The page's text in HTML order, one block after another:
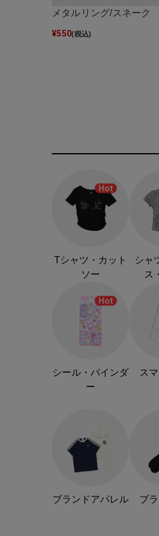
メタルリング/スネーク
¥550(税込)
Tシャツ・カット
ソー
シャ
ス
シール・バインダ
ー
ス
ブランドアパレル ブ